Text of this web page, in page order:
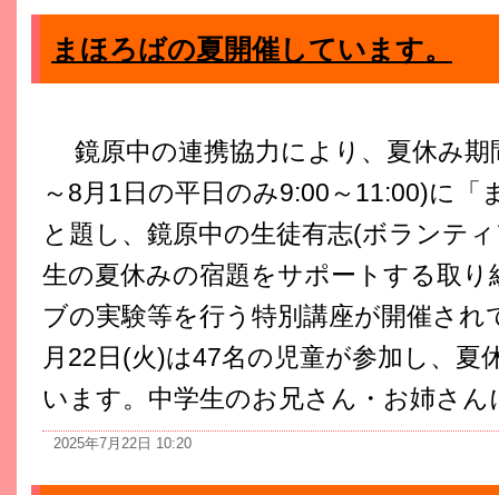
まほろばの夏開催しています。
鏡原中の連携協力により、夏休み期
～8月1日の平日のみ9:00～11:00)に「
と題し、鏡原中の生徒有志(ボランテ
生の夏休みの宿題をサポートする取
ブの実験等を行う特別講座が開催さ
月22日(火)は47名の児童が参加し、夏
います。中学生のお兄さん・お姉さん
2025年7月22日 10:20